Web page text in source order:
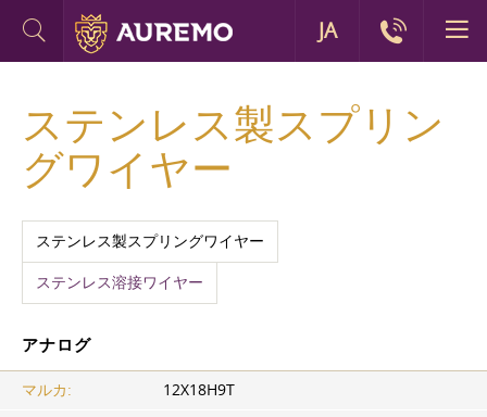
ステンレス製スプリン
グワイヤー
ステンレス製スプリングワイヤー
ステンレス溶接ワイヤー
アナログ
マルカ:
12Х18Н9Т
JA